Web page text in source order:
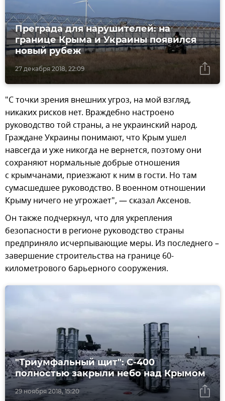
27 декабря 2018, 22:09
Преграда для нарушителей: на
границе Крыма и Украины появился
новый рубеж
"С точки зрения внешних угроз, на мой взгляд,
никаких рисков нет. Враждебно настроено
руководство той страны, а не украинский народ.
Граждане Украины понимают, что Крым ушел
навсегда и уже никогда не вернется, поэтому они
сохраняют нормальные добрые отношения
с крымчанами, приезжают к ним в гости. Но там
сумасшедшее руководство. В военном отношении
Крыму ничего не угрожает", — сказал Аксенов.
Он также подчеркнул, что для укрепления
безопасности в регионе руководство страны
предприняло исчерпывающие меры. Из последнего –
завершение строительства на границе 60-
километрового барьерного сооружения.
29 ноября 2018, 15:20
"Триумфальный щит": С-400
полностью закрыли небо над Крымом